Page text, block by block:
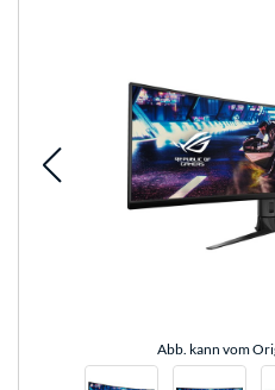
Abb. kann vom